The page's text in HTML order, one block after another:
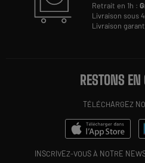
Retrait en 1h :
Livraison sous
Livraison
RESTONS
TÉLÉCHARGEZ
INSCRIVEZ-VOUS À NOTRE